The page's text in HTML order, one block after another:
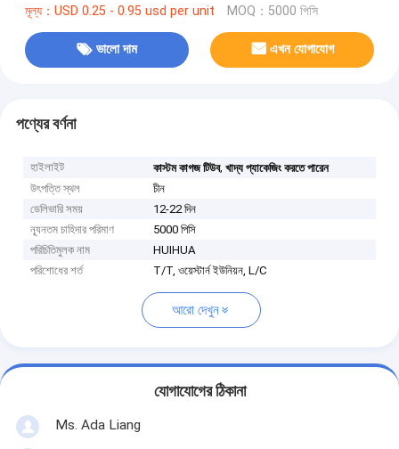
মূল্য：USD 0.25 - 0.95 usd per unit MOQ：5000 পিসি
ভালো দাম এখন যোগাযোগ
পণ্যের বর্ণনা
হাইলাইট কাস্টম কাগজ টিউব,খাদ্য প্যাকেজিং করতে পারেন
উৎপত্তি স্থল
চীন
ডেলিভারি সময়
12-22 দিন
ন্যূনতম চাহিদার পরিমাণ
5000 পিসি
পরিচিতিমুলক নাম
HUIHUA
পরিশোধের শর্ত
T/T, ওয়েস্টার্ন ইউনিয়ন, L/C
আরো দেখুন
যোগাযোগের ঠিকানা
Ms. Ada Liang